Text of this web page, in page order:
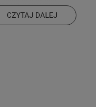
materiałów
poliester). Każda z
sprawdź, w
coś dla siebie!
CZYTAJ DALEJ